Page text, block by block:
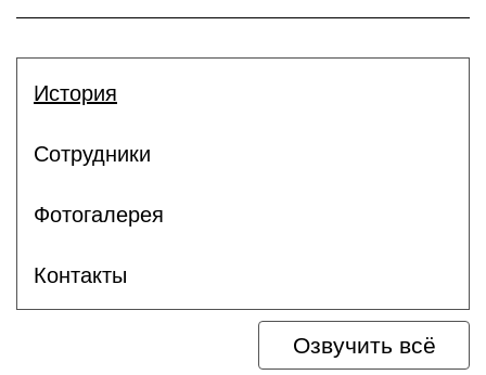
История
Сотрудники
Фотогалерея
Контакты
Озвучить всё